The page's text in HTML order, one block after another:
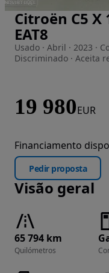
Imagem 1 de 28
Citroën C5 X
EAT8
Usado · Abril · 2023 ·
Discriminado · Aceita
19 980EUR
Financiamento
Pedir proposta
Visão geral
65 794 km
Quilómetros